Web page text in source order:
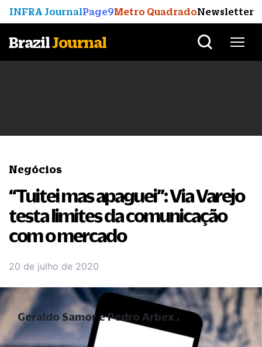
INFRA JournalPage9Metro QuadradoNewsletter
BrazilJournal
Negócios
“Tuitei mas apaguei”: Via Varejo
testa limites da comunicação
com o mercado
20 de julho de 2020
Geraldo Samor e Pedro Arbex